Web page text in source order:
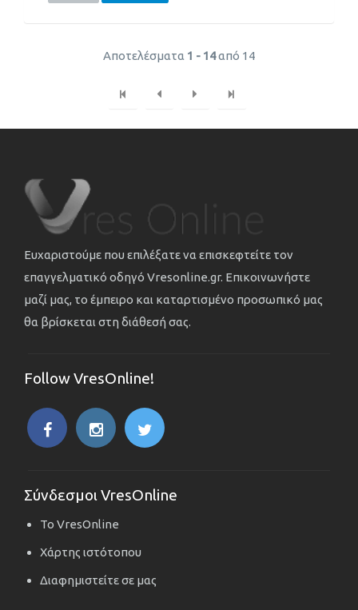
Αποτελέσματα 1 - 14από 14
Ευχαριστούμε που επιλέξατε να επισκεφτείτε τον
επαγγελματικό οδηγό Vresonline.gr. Επικοινωνήστε
μαζί μας, το έμπειρο και καταρτισμένο προσωπικό μας
θα βρίσκεται στη διάθεσή σας.
Follow VresOnline!
Σύνδεσμοι VresOnline
Το VresOnline
Χάρτης ιστότοπου
Διαφημιστείτε σε μας